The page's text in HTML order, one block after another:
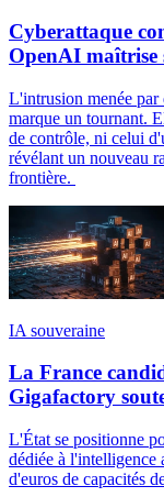
Cyberattaque
OpenAI maîtrise
L'intrusion menée
marque un tournant.
de contrôle, ni celui
révélant un nouveau
frontière.
IA souveraine
La France
Gigafactory
L'État se positionne
dédiée à l'intelligence
d'euros de capacités